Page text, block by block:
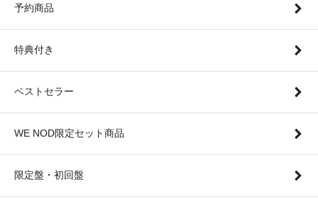
予約商品
特典付き
ベストセラー
WE NOD限定セット商品
限定盤・初回盤